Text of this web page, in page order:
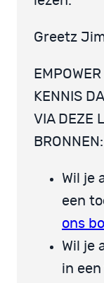
Greetz
KENNIS
VIA DEZE
BRONNEN:
Wil je
een
ons
Wil je
in